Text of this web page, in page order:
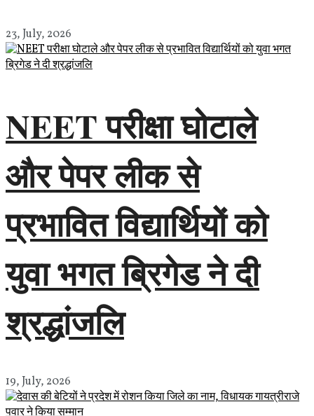
23, July, 2026
NEET परीक्षा घोटाले
और पेपर लीक से
प्रभावित विद्यार्थियों को
युवा भगत ब्रिगेड ने दी
श्रद्धांजलि
19, July, 2026